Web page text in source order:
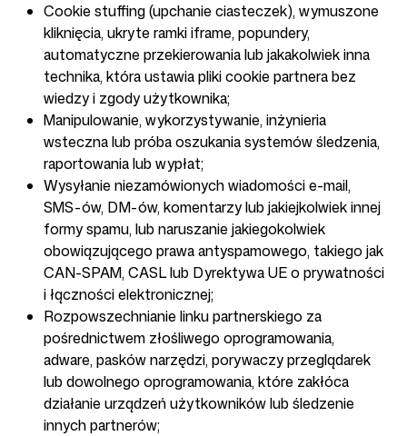
Cookie stuffing (upchanie ciasteczek), wymuszone
kliknięcia, ukryte ramki iframe, popundery,
automatyczne przekierowania lub jakakolwiek inna
technika, która ustawia pliki cookie partnera bez
wiedzy i zgody użytkownika;
Manipulowanie, wykorzystywanie, inżynieria
wsteczna lub próba oszukania systemów śledzenia,
raportowania lub wypłat;
Wysyłanie niezamówionych wiadomości e-mail,
SMS-ów, DM-ów, komentarzy lub jakiejkolwiek innej
formy spamu, lub naruszanie jakiegokolwiek
obowiązującego prawa antyspamowego, takiego jak
CAN-SPAM, CASL lub Dyrektywa UE o prywatności
i łączności elektronicznej;
Rozpowszechnianie linku partnerskiego za
pośrednictwem złośliwego oprogramowania,
adware, pasków narzędzi, porywaczy przeglądarek
lub dowolnego oprogramowania, które zakłóca
działanie urządzeń użytkowników lub śledzenie
innych partnerów;